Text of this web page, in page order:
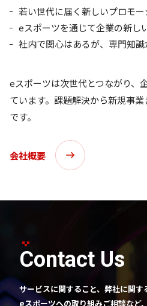
若い世代に届く新しいプロモ
eスポーツを通じて企業の新し
社内で関心はあるが、専門知
eスポーツは次世代とつながり、
ています。課題解決から新規事
です。
会社概要
Contact Us
サービスに関すること、弊社に関す
eスポーツへの取り組みご相談など